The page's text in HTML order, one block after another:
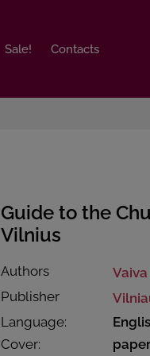
Sale! Contacts
Sale! Contacts
Guide to the
Vilnius
Authors
Publisher
Language:
Cover: